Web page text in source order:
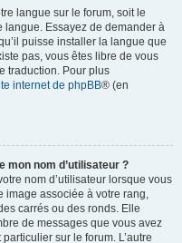
langue sur le forum, soit le
langue. Essayez de demander à
puisse installer la langue que
pas, vous êtes libre de vous
traduction. Pour plus
internet de phpBB® (en
mon nom d’utilisateur ?
nom d’utilisateur lorsque vous
image associée à votre rang,
carrés ou des ronds. Elle
de messages que vous avez
sur le forum. L’autre